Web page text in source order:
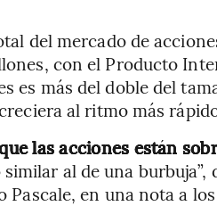
del mercado de
con el Producto
es más del doble del
al ritmo más
las acciones están
al de una burbuja”,
en una nota a